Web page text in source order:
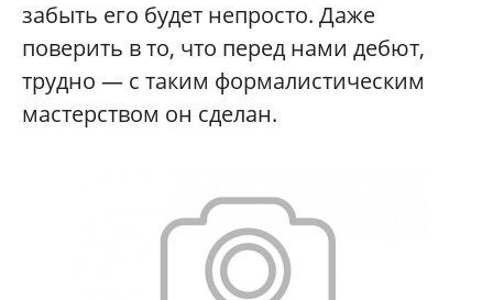
забыть его будет непросто. Даже
поверить в то, что перед нами дебют,
трудно — с таким формалистическим
мастерством он сделан.